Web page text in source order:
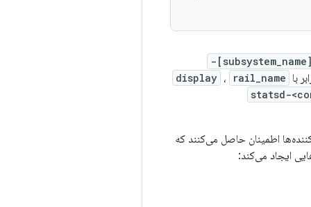
[subsystem_name]-
با display ، rail_name
statsd-
اطمینان حاصل می‌کنند که
ایجاد می‌کند: